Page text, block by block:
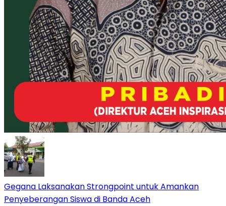
Gegana Laksanakan Strongpoint untuk Amankan
Penyeberangan Siswa di Banda Aceh